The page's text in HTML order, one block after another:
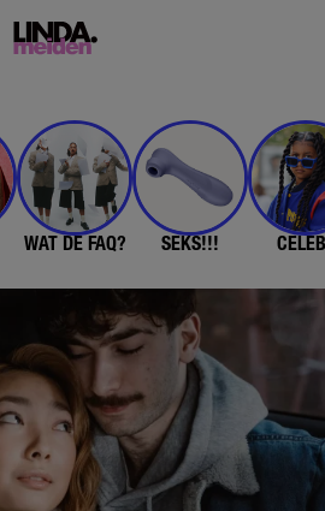
WAT DE FAQ? SEKS!!!